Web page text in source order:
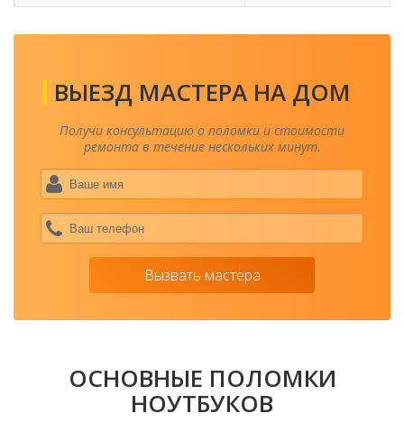
ВЫЕЗД МАСТЕРА НА ДОМ
Получи консультацию о поломки и стоимости
ремонта в течение нескольких минут.
Вызвать мастера
ОСНОВНЫЕ ПОЛОМКИ
НОУТБУКОВ